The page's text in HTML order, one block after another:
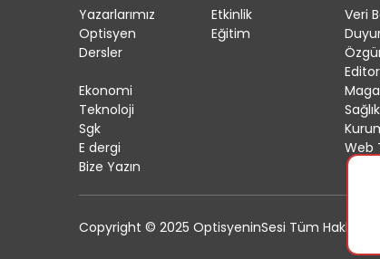
Yazarlarımız
Etkinlik
Optisyen
Eğitim
Dersler
Veri
Ekonomi
Teknoloji
Sağlık
Sgk
E dergi
Web
Bize Yazın
Copyright © 2025 OptisyeninSesi Tüm Hakları